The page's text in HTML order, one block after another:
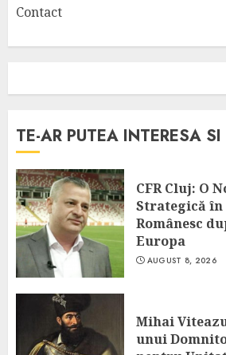
Contact
TE-AR PUTEA INTERESA SI
CFR Cluj: O
Strategică
Românesc
Europa
AUGUST 8, 2026
Mihai
unui